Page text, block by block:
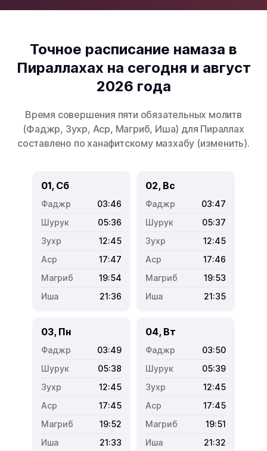
Точное расписание намаза в
Пираллахах на сегодня и август
2026 года
Время совершения пяти обязательных молитв
(Фаджр, Зухр, Аср, Магриб, Иша) для Пираллах
составлено по ханафитскому мазхабу (изменить).
01, Сб
03:46
05:36
12:45
17:47
19:54
21:36
02, Вс
03:47
05:37
12:45
17:46
19:53
21:35
03, Пн
03:49
05:38
12:45
17:45
19:52
21:33
04, Вт
03:50
05:39
12:45
17:45
19:51
21:32